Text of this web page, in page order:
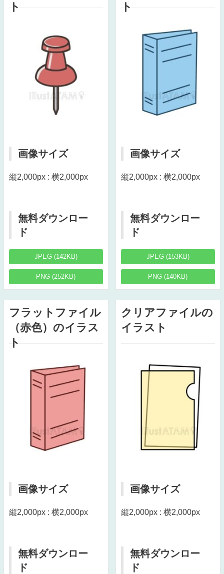
ト
画像サイズ
縦2,000px : 横2,000px
無料ダウンロー
ド
JPEG (142KB)
PNG (252KB)
ト
画像サイズ
縦2,000px : 横2,000px
無料ダウンロー
ド
JPEG (153KB)
PNG (140KB)
フラットファイル
（赤色）のイラス
ト
画像サイズ
縦2,000px : 横2,000px
無料ダウンロー
ド
クリアファイルの
イラスト
画像サイズ
縦2,000px : 横2,000px
無料ダウンロー
ド